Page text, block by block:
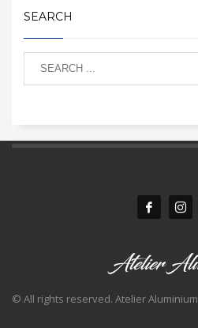
SEARCH
© All rights reserved. Atelier Aluminium